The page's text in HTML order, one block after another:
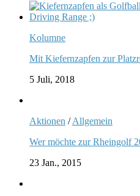
Kolumne
Mit Kiefernzapfen zur
5 Juli, 2018
Aktionen /Allgemein
Wer möchte zur Rheingolf
23 Jan., 2015